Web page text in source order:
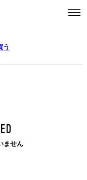
う
ません